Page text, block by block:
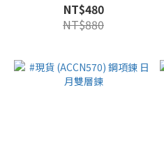
NT$480
NT$880